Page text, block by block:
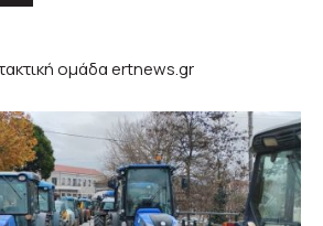
ομάδα ertnews.gr